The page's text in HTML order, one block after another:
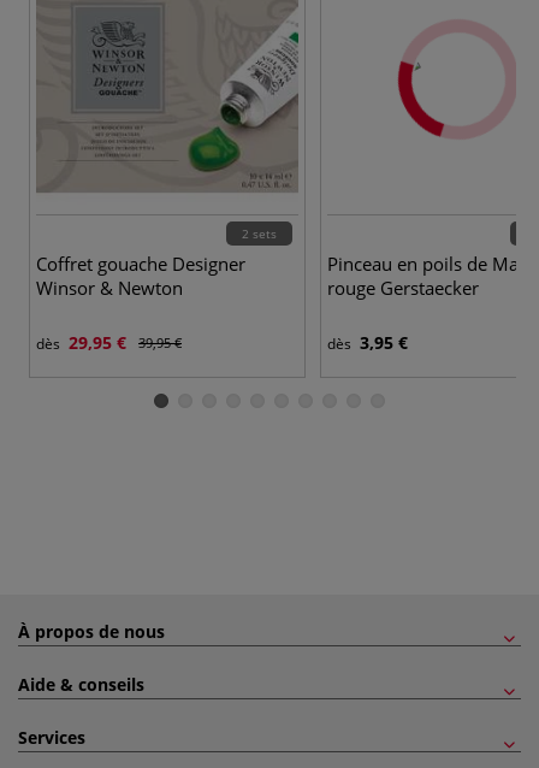
2 sets
Coffret gouache Designer
Winsor & Newton
dès 29,95 € 39,95 €
Pinceau en poils de
rouge Gerstaecker
dès 3,95 €
À propos de nous
Aide & conseils
Services